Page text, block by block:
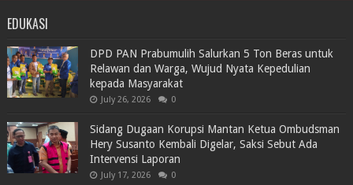
EDUKASI
DPD PAN Prabumulih Salurkan 5 Ton Beras untuk
Relawan dan Warga, Wujud Nyata Kepedulian
kepada Masyarakat
July 26, 2026 0
Sidang Dugaan Korupsi Mantan Ketua Ombudsman
Hery Susanto Kembali Digelar, Saksi Sebut Ada
Intervensi Laporan
July 17, 2026 0